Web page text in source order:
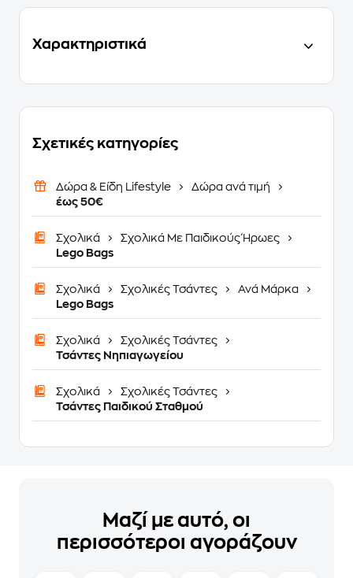
Χαρακτηριστικά
Σχετικές κατηγορίες
Δώρα & Είδη Lifestyle
Δώρα ανά τιμή
έως 50€
Σχολικά
Σχολικά Με Παιδικούς Ήρωες
Lego Bags
Σχολικά Σχολικές Τσάντες
Ανά Μάρκα
Lego Bags
Σχολικά
Σχολικές Τσάντες
Τσάντες Νηπιαγωγείου
Σχολικά
Σχολικές Τσάντες
Τσάντες Παιδικού Σταθμού
Μαζί με αυτό, οι
περισσότεροι αγοράζουν